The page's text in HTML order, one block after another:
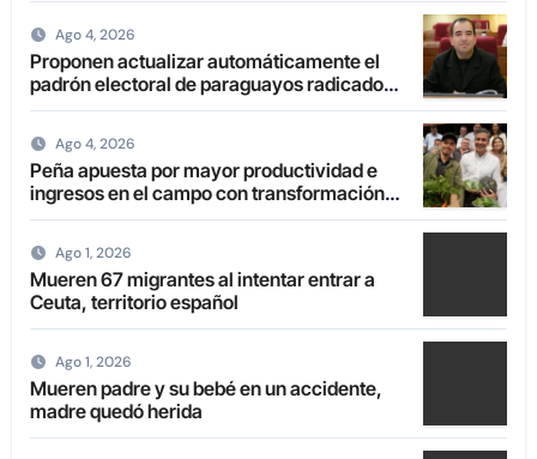
Ago 4, 2026
Proponen actualizar automáticamente el
padrón electoral de paraguayos radicados
en el extranjero
Ago 4, 2026
Peña apuesta por mayor productividad e
ingresos en el campo con transformación
de la agricultura familiar
Ago 1, 2026
Mueren 67 migrantes al intentar entrar a
Ceuta, territorio español
Ago 1, 2026
Mueren padre y su bebé en un accidente,
madre quedó herida